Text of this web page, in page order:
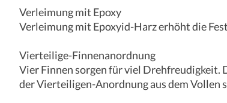
Verleimung mit Epoxy
Verleimung mit Epoxyid-Harz erhöht die
Vierteilige-Finnenanordnung
Vier Finnen sorgen für viel Drehfreudigkeit.
der Vierteiligen-Anordnung aus dem Vollen